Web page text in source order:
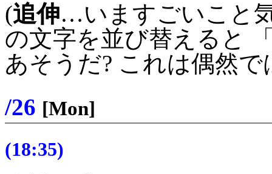
(追伸…いますごいこと
の文字を並び替えると
あそうだ? これは偶然
/26 [Mon]
(18:35)